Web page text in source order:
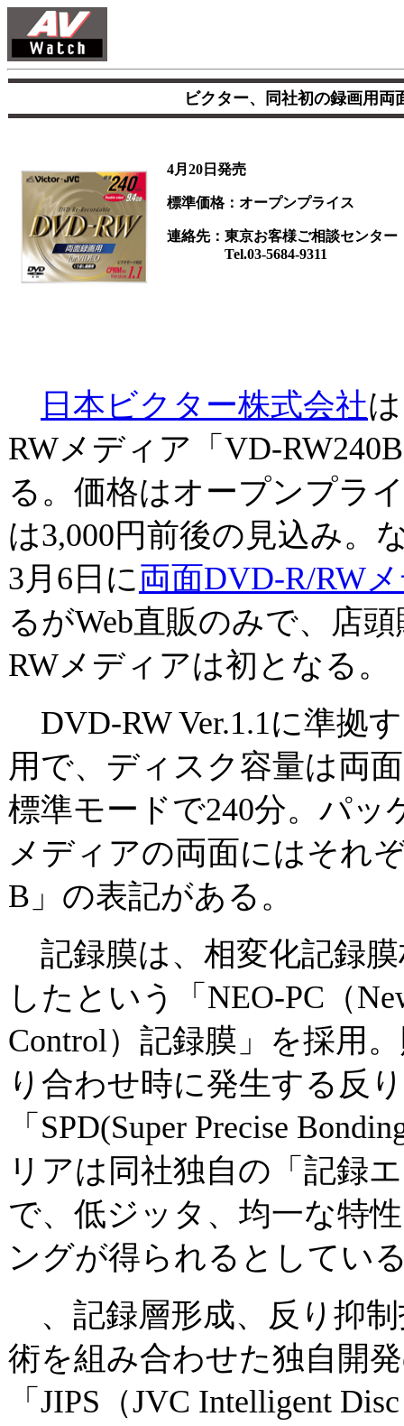
ビクター、同社初の録画用両
4月20日発売
標準価格：オープンプライス
連絡先：東京お客様ご相談センター
Tel.03-5684-9311
日本ビクター株式会社
RWメディア「VD-
る。価格はオープンプラ
は3,000円前後の見込み。
3月6日に両面DVD-R/RW
るがWeb直販のみで、店
RWメディアは初となる。
DVD-RW Ver.1.1に準拠
用で、ディスク容量は両
標準モードで240分。パッ
メディアの両面にはそれ
B」の表記がある。
記録膜は、相変化記録
したという「NEO-PC（
Control）記録膜」を採用
り合わせ時に発生する反
「SPD(Super Precise
リアは同社独自の「記録
で、低ジッタ、均一な特
ングが得られるとしてい
、記録層形成、反り抑
術を組み合わせた独自開
「JIPS（JVC Intelligent